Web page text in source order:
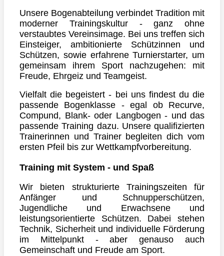
Unsere Bogenabteilung verbindet Tradition mit
moderner Trainingskultur - ganz ohne
verstaubtes Vereinsimage. Bei uns treffen sich
Einsteiger, ambitionierte Schützinnen und
Schützen, sowie erfahrene Turnierstarter, um
gemeinsam ihrem Sport nachzugehen: mit
Freude, Ehrgeiz und Teamgeist.
Vielfalt die begeistert - bei uns findest du die
passende Bogenklasse - egal ob Recurve,
Compund, Blank- oder Langbogen - und das
passende Training dazu. Unsere qualifizierten
Trainerinnen und Trainer begleiten dich vom
ersten Pfeil bis zur Wettkampfvorbereitung.
Training mit System - und Spaß
Wir bieten strukturierte Trainingszeiten für
Anfänger und Schnupperschützen,
Jugendliche und Erwachsene und
leistungsorientierte Schützen. Dabei stehen
Technik, Sicherheit und individuelle Förderung
im Mittelpunkt - aber genauso auch
Gemeinschaft und Freude am Sport.